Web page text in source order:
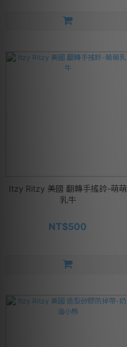
Itzy Ritzy 美國 翻轉手搖鈴-萌萌
乳牛
NT$500